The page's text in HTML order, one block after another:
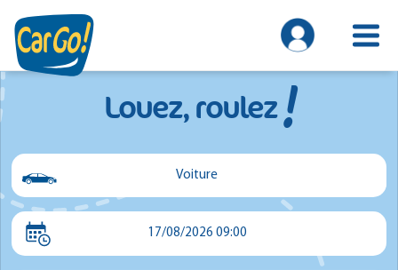
Louez, roulez!
Voiture
Voiture
17/08/2026 09:00